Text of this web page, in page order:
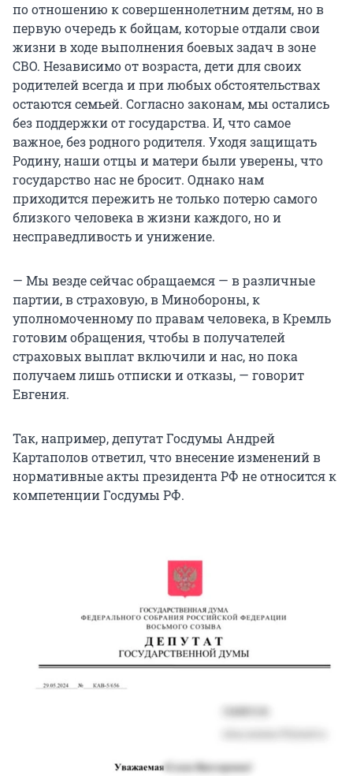
по отношению к совершеннолетним детям, но в
первую очередь к бойцам, которые отдали свои
жизни в ходе выполнения боевых задач в зоне
СВО. Независимо от возраста, дети для своих
родителей всегда и при любых обстоятельствах
остаются семьей. Согласно законам, мы остались
без поддержки от государства. И, что самое
важное, без родного родителя. Уходя защищать
Родину, наши отцы и матери были уверены, что
государство нас не бросит. Однако нам
приходится пережить не только потерю самого
близкого человека в жизни каждого, но и
несправедливость и унижение.
— Мы везде сейчас обращаемся — в различные
партии, в страховую, в Минобороны, к
уполномоченному по правам человека, в Кремль
готовим обращения, чтобы в получателей
страховых выплат включили и нас, но пока
получаем лишь отписки и отказы, — говорит
Евгения.
Так, например, депутат Госдумы Андрей
Картаполов ответил, что внесение изменений в
нормативные акты президента РФ не относится к
компетенции Госдумы РФ.